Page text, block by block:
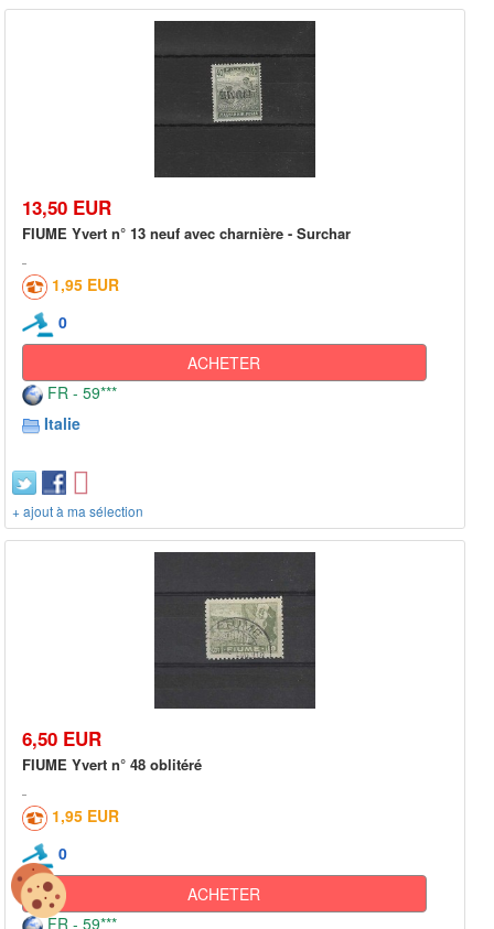
13,50 EUR
FIUME Yvert n° 13 neuf avec charnière - Surchar
1,95 EUR
0
ACHETER
FR - 59***
Italie
+ ajout à ma sélection
6,50 EUR
FIUME Yvert n° 48 oblitéré
1,95 EUR
0
ACHETER
FR - 59***